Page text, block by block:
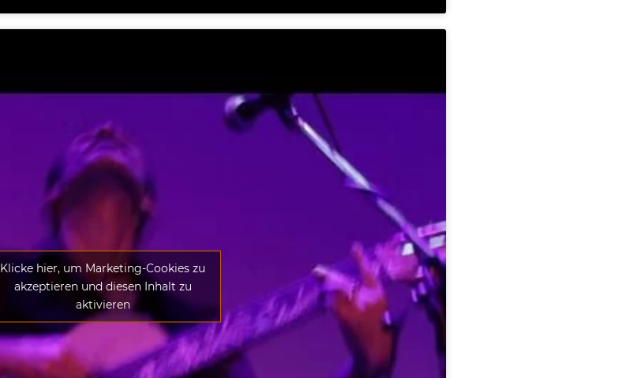
Klicke hier, um Marketing-Cookies zu
akzeptieren und diesen Inhalt zu
aktivieren